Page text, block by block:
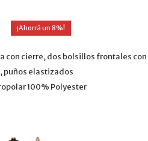
8
con cierre, dos bolsillos frontales
puños elastizados
100% Polyester